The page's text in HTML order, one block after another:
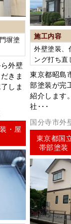
塀塗
外壁
きま
しま
施工内容
外壁塗装、
ング打ち直
東京都昭島
部塗装が完
紹介します
社･･･
・屋
国分寺市外
キング（シ
東京都
帯部塗